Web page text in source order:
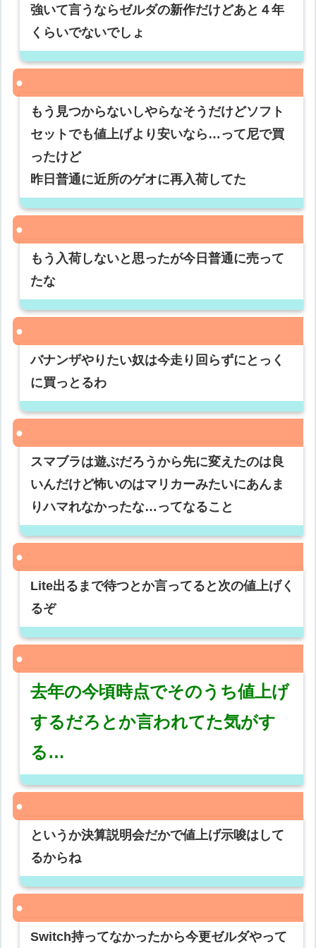
強いて言うならゼルダの新作だけどあと４年
くらいでないでしょ
もう見つからないしやらなそうだけどソフト
セットでも値上げより安いなら…って尼で買
ったけど
昨日普通に近所のゲオに再入荷してた
もう入荷しないと思ったが今日普通に売って
たな
バナンザやりたい奴は今走り回らずにとっく
に買っとるわ
スマブラは遊ぶだろうから先に変えたのは良
いんだけど怖いのはマリカーみたいにあんま
りハマれなかったな…ってなること
Lite出るまで待つとか言ってると次の値上げく
るぞ
去年の今頃時点でそのうち値上げ
するだろとか言われてた気がす
る…
というか決算説明会だかで値上げ示唆はして
るからね
Switch持ってなかったから今更ゼルダやって